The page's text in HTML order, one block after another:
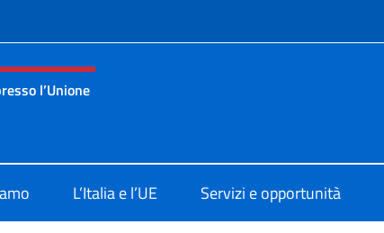
l’Unione
d’Italia presso l’Unione Europea Bruxelles
L’Italia e l’UE Servizi e opportunità